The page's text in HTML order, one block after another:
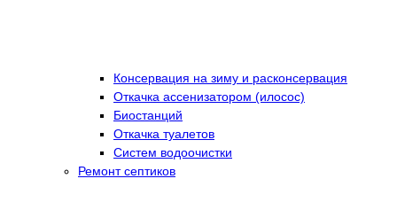
Консервация на зиму и расконсервация
Откачка ассенизатором (илосос)
Биостанций
Откачка туалетов
Систем водоочистки
Ремонт септиков